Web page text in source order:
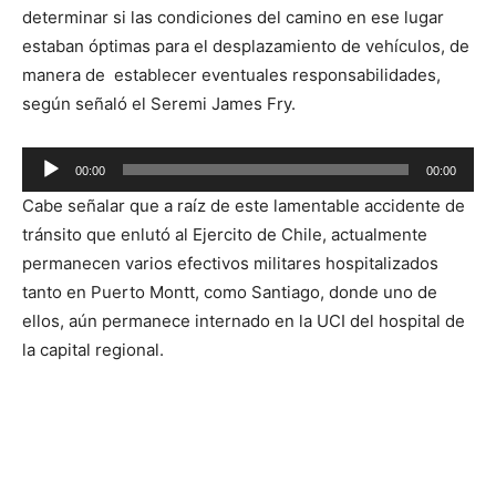
determinar si las condiciones del camino en ese lugar
estaban óptimas para el desplazamiento de vehículos, de
manera de establecer eventuales responsabilidades,
según señaló el Seremi James Fry.
Reproductor
de
audio
00:00 00:00
Cabe señalar que a raíz de este lamentable accidente de
tránsito que enlutó al Ejercito de Chile, actualmente
permanecen varios efectivos militares hospitalizados
tanto en Puerto Montt, como Santiago, donde uno de
ellos, aún permanece internado en la UCI del hospital de
la capital regional.